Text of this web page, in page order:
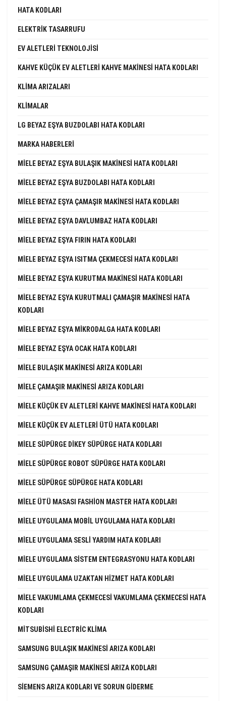
HATA KODLARI
ELEKTRIK TASARRUFU
EV ALETLERI TEKNOLOJISI
KAHVE KÜÇÜK EV ALETLERI KAHVE MAKINESI HATA KODLARI
KLIMA ARIZALARI
KLIMALAR
LG BEYAZ EŞYA BUZDOLABI HATA KODLARI
MARKA HABERLERI
MIELE BEYAZ EŞYA BULAŞIK MAKINESI HATA KODLARI
MIELE BEYAZ EŞYA BUZDOLABI HATA KODLARI
MIELE BEYAZ EŞYA ÇAMAŞIR MAKINESI HATA KODLARI
MIELE BEYAZ EŞYA DAVLUMBAZ HATA KODLARI
MIELE BEYAZ EŞYA FIRIN HATA KODLARI
MIELE BEYAZ EŞYA ISITMA ÇEKMECESI HATA KODLARI
MIELE BEYAZ EŞYA KURUTMA MAKINESI HATA KODLARI
MIELE BEYAZ EŞYA KURUTMALI ÇAMAŞIR MAKINESI HATA
KODLARI
MIELE BEYAZ EŞYA MIKRODALGA HATA KODLARI
MIELE BEYAZ EŞYA OCAK HATA KODLARI
MIELE BULAŞIK MAKINESI ARIZA KODLARI
MIELE ÇAMAŞIR MAKINESI ARIZA KODLARI
MIELE KÜÇÜK EV ALETLERI KAHVE MAKINESI HATA KODLARI
MIELE KÜÇÜK EV ALETLERI ÜTÜ HATA KODLARI
MIELE SÜPÜRGE DIKEY SÜPÜRGE HATA KODLARI
MIELE SÜPÜRGE ROBOT SÜPÜRGE HATA KODLARI
MIELE SÜPÜRGE SÜPÜRGE HATA KODLARI
MIELE ÜTÜ MASASI FASHION MASTER HATA KODLARI
MIELE UYGULAMA MOBIL UYGULAMA HATA KODLARI
MIELE UYGULAMA SESLI YARDIM HATA KODLARI
MIELE UYGULAMA SISTEM ENTEGRASYONU HATA KODLARI
MIELE UYGULAMA UZAKTAN HIZMET HATA KODLARI
MIELE VAKUMLAMA ÇEKMECESI VAKUMLAMA ÇEKMECESI HATA
KODLARI
MITSUBISHI ELECTRIC KLIMA
SAMSUNG BULAŞIK MAKINESI ARIZA KODLARI
SAMSUNG ÇAMAŞIR MAKINESI ARIZA KODLARI
SIEMENS ARIZA KODLARI VE SORUN GIDERME